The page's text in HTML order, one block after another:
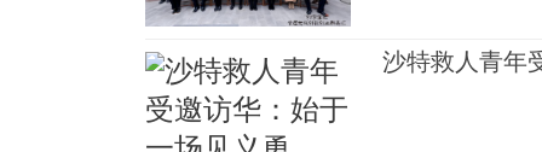
沙特救人青年